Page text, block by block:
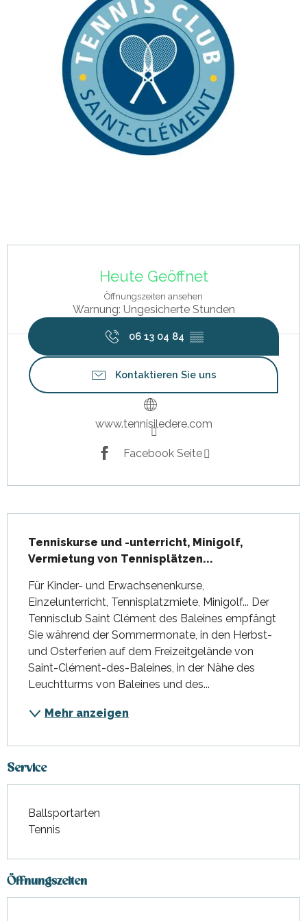
Heute Geöffnet
Öffnungszeiten ansehen
Warnung: Ungesicherte Stunden
06 13 04 84 ▒▒
Kontaktieren Sie uns
www.tennisiledere.com
Facebook Seite
Tenniskurse und -unterricht, Minigolf,
Vermietung von Tennisplätzen...
Für Kinder- und Erwachsenenkurse,
Einzelunterricht, Tennisplatzmiete, Minigolf... Der
Tennisclub Saint Clément des Baleines empfängt
Sie während der Sommermonate, in den Herbst-
und Osterferien auf dem Freizeitgelände von
Saint-Clément-des-Baleines, in der Nähe des
Leuchtturms von Baleines und des...
Mehr anzeigen
Service
Ballsportarten
Tennis
Öffnungszeiten